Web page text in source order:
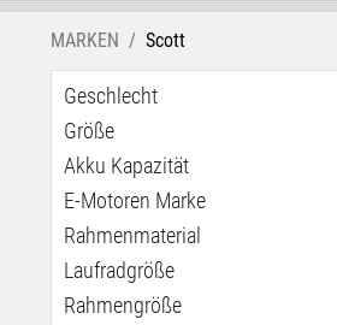
MARKEN Scott
Geschlecht
Damen
Herren
Unisex
Größe
144 cm
154 cm
156 cm
162 cm
163 cm
Akku Kapazität
250Wh
360Wh
E-Motoren Marke
TQ
Mahle
Rahmenmaterial
Aluminium
Carbon
Laufradgröße
28 Zoll
Rahmengröße